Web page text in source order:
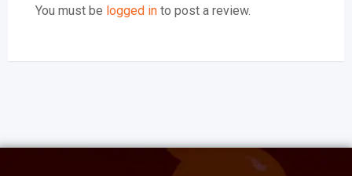
You must be logged in to post a review.